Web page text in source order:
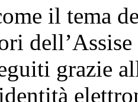
il tema
grazie